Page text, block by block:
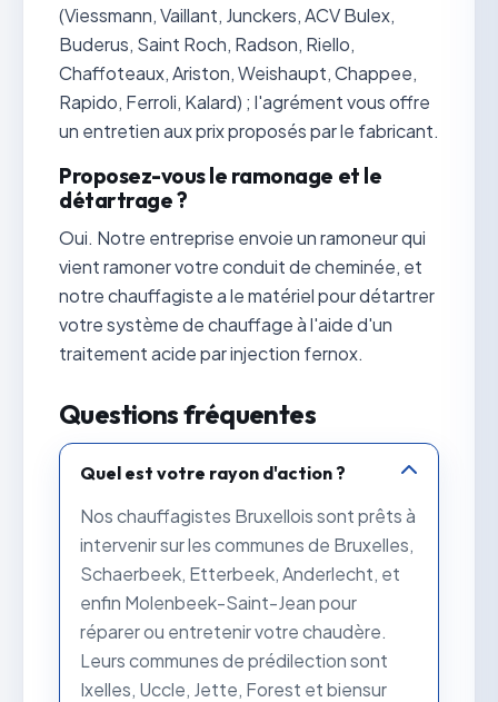
(Viessmann, Vaillant, Junckers, ACV Bulex,
Buderus, Saint Roch, Radson, Riello,
Chaffoteaux, Ariston, Weishaupt, Chappee,
Rapido, Ferroli, Kalard) ; l'agrément vous offre
un entretien aux prix proposés par le fabricant.
Proposez-vous le ramonage et le
détartrage ?
Oui. Notre entreprise envoie un ramoneur qui
vient ramoner votre conduit de cheminée, et
notre chauffagiste a le matériel pour détartrer
votre système de chauffage à l'aide d'un
traitement acide par injection fernox.
Questions fréquentes
Quel est votre rayon d'action ?
Nos chauffagistes Bruxellois sont prêts à
intervenir sur les communes de Bruxelles,
Schaerbeek, Etterbeek, Anderlecht, et
enfin Molenbeek-Saint-Jean pour
réparer ou entretenir votre chaudère.
Leurs communes de prédilection sont
Ixelles, Uccle, Jette, Forest et biensur